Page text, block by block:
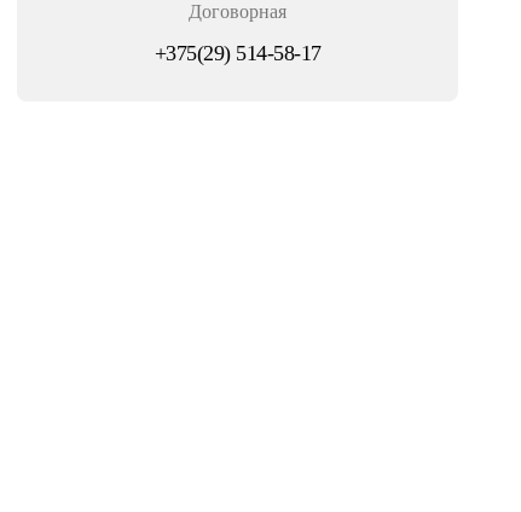
Договорная
+375(29) 514-58-17